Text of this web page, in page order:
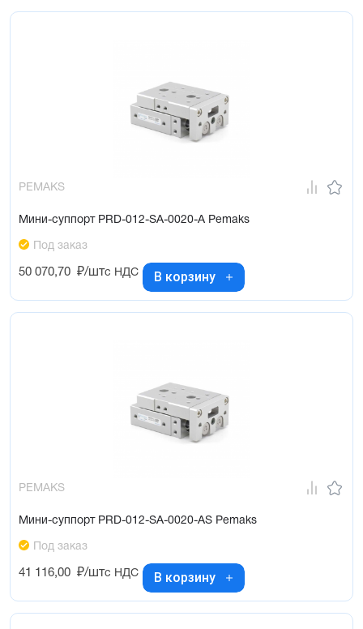
PEMAKS
Мини-суппорт PRD-012-SA-0020-A Pemaks
Под заказ
50 070,70 ₽/штс НДС В корзину
PEMAKS
Мини-суппорт PRD-012-SA-0020-AS Pemaks
Под заказ
41 116,00 ₽/штс НДС В корзину